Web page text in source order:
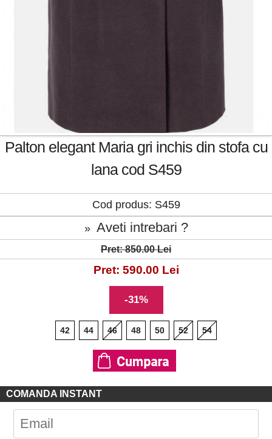
Palton elegant Maria gri inchis din stofa cu
lana cod S459
Cod produs: S459
» Aveti intrebari ?
Pret: 850.00 Lei
Pret: 590.00 Lei
-31%
42 44 46 48 50 52 54
COMANDA INSTANT